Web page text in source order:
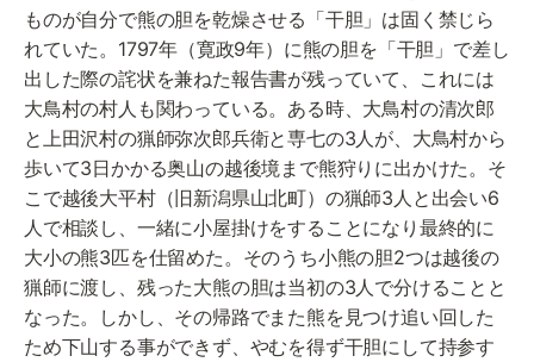
ものが自分で熊の胆を乾燥させる「干胆」は固く禁じら
れていた。1797年（寛政9年）に熊の胆を「干胆」で差し
出した際の詫状を兼ねた報告書が残っていて、これには
大鳥村の村人も関わっている。ある時、大鳥村の清次郎
と上田沢村の猟師弥次郎兵衛と専七の3人が、大鳥村から
歩いて3日かかる奥山の越後境まで熊狩りに出かけた。そ
こで越後大平村（旧新潟県山北町）の猟師3人と出会い6
人で相談し、一緒に小屋掛けをすることになり最終的に
大小の熊3匹を仕留めた。そのうち小熊の胆2つは越後の
猟師に渡し、残った大熊の胆は当初の3人で分けることと
なった。しかし、その帰路でまた熊を見つけ追い回した
ため下山する事ができず、やむを得ず干胆にして持参す